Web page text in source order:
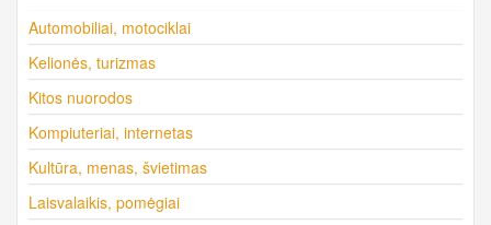
Automobiliai, motociklai
Kelionės, turizmas
Kitos nuorodos
Kompiuteriai, internetas
Kultūra, menas, švietimas
Laisvalaikis, pomėgiai